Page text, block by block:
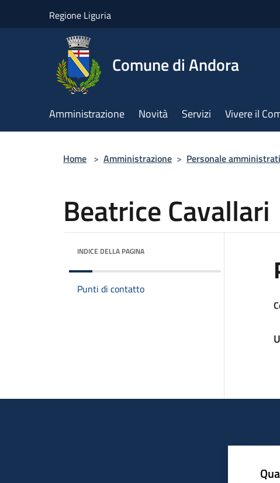
Regione Liguria
Comune di Andora
Amministrazione Novità Servizi Vivere il
Home > Amministrazione > Personale
Beatrice Cavallari
INDICE DELLA PAGINA
Punti di contatto